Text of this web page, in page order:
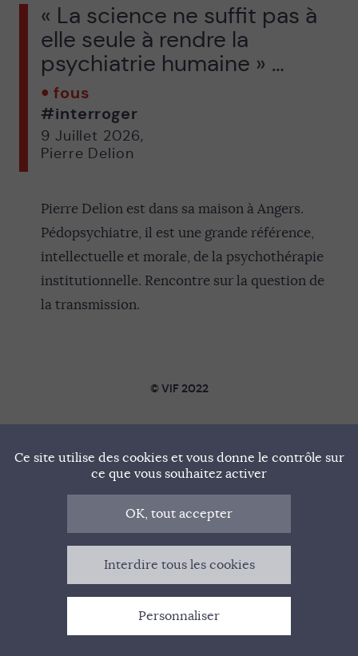
« La science ne suffit pas à
elle seule à rendre la
psychiatrie humaine » …
fous
#interroger
9 Juillet 2026,
Pierre Delion
Pierre Delion est dans sa maison à Angers.
Pédopsychiatre, il est une grande référence,
intellectuelle et morale, de la psychothérapie
institutionnelle. Rencontre sur la question de
la transmission.
© VIF 2022
SOUTENIR VIF
NOTRE MANIFESTE
QUI SOMMES-NOUS ?
MENTIONS LÉGALES
CONTACT
Ce site utilise des cookies et vous donne le contrôle sur
ce que vous souhaitez activer
OK, tout accepter
Interdire tous les cookies
Personnaliser